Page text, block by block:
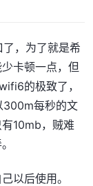
，为了就是希
卡顿一点，但
的极致了，
300m每秒的文
10mb，贼难
以后使用。